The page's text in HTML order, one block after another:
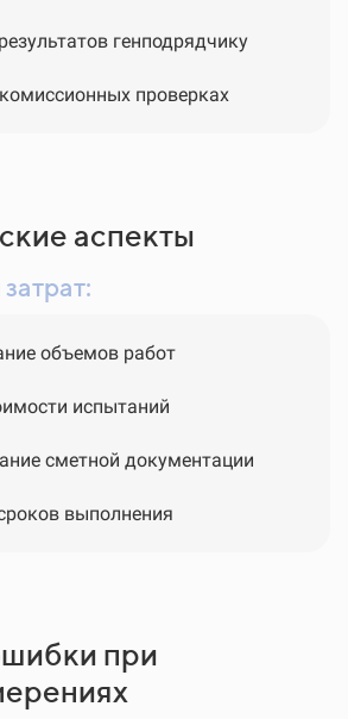
генподрядчику
проверках
аспекты
объемов работ
испытаний
сметной документации
выполнения
при